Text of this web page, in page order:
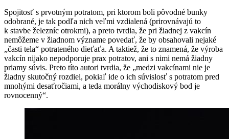
Spojitosť s prvotným potratom, pri ktorom boli pôvodné bunky
odobrané, je tak podľa nich veľmi vzdialená (prirovnávajú to
k stavbe železníc otrokmi), a preto tvrdia, že pri žiadnej z vakcín
nemôžeme v žiadnom význame povedať, že by obsahovali nejaké
„časti tela“ potrateného dieťaťa. A taktiež, že to znamená, že výroba
vakcín nijako nepodporuje prax potratov, ani s nimi nemá žiadny
priamy súvis. Preto títo autori tvrdia, že „medzi vakcínami nie je
žiadny skutočný rozdiel, pokiaľ ide o ich súvislosť s potratom pred
mnohými desaťročiami, a teda morálny východiskový bod je
rovnocenný“.